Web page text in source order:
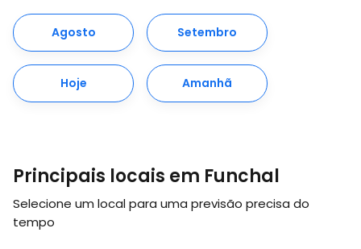
Agosto Setembro
Hoje Amanhã
Principais locais em Funchal
Selecione um local para uma previsão precisa do
tempo